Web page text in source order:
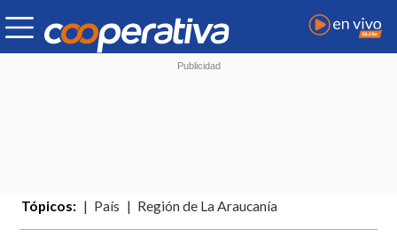
Tópicos: País Región de La Araucanía